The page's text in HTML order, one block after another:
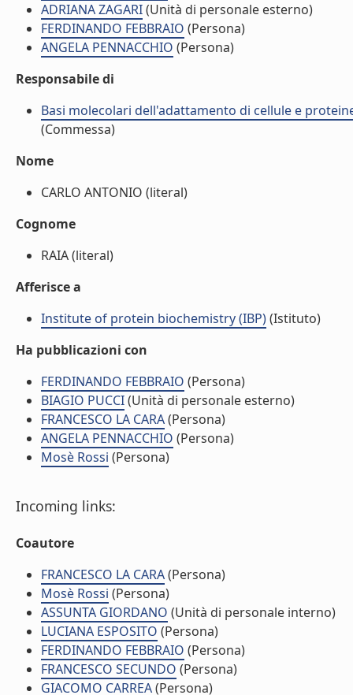
ADRIANA ZAGARI(Unità di personale esterno)
FERDINANDO FEBBRAIO (Persona)
ANGELA PENNACCHIO (Persona)
Responsabile di
Basi molecolari dell'adattamento di cellule e
(Commessa)
Nome
CARLO ANTONIO (literal)
Cognome
RAIA (literal)
Afferisce a
Institute of protein biochemistry (IBP)(Istituto)
Ha pubblicazioni con
FERDINANDO FEBBRAIO (Persona)
BIAGIO PUCCI(Unità di personale esterno)
FRANCESCO LA CARA(Persona)
ANGELA PENNACCHIO (Persona)
Mosè Rossi (Persona)
Incoming links:
Coautore
FRANCESCO LA CARA(Persona)
Mosè Rossi (Persona)
ASSUNTA GIORDANO (Unità di personale interno)
LUCIANA ESPOSITO (Persona)
FERDINANDO FEBBRAIO (Persona)
FRANCESCO SECUNDO (Persona)
GIACOMO CARREA(Persona)